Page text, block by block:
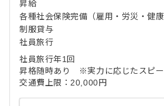
昇給
各種社会保険完備（雇用・労災・健康
制服貸与
社員旅行
社員旅行年1回
昇格随時あり ※実力に応じたスピー
交通費上限：20,000円